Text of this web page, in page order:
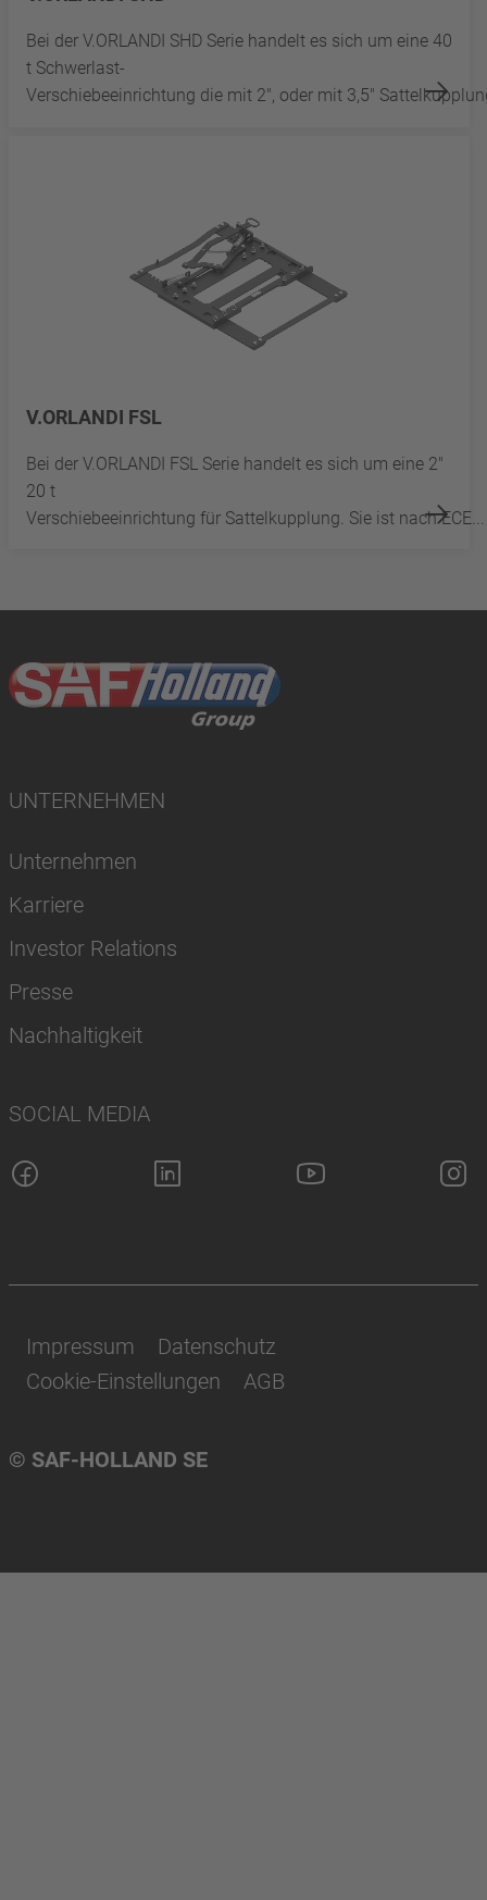
Bei der V.ORLANDI SHD Serie handelt es sich um eine 40
t Schwerlast-
Verschiebeeinrichtung die mit 2", oder mit 3,5"
V.ORLANDI FSL
Bei der V.ORLANDI FSL Serie handelt es sich um eine 2"
20 t
Verschiebeeinrichtung für Sattelkupplung. Sie ist nach ECE...
UNTERNEHMEN
Unternehmen
Karriere
Investor Relations
Presse
Nachhaltigkeit
SOCIAL MEDIA
© SAF-HOLLAND SE
Impressum
Datenschutz
Cookie-Einstellungen
AGB